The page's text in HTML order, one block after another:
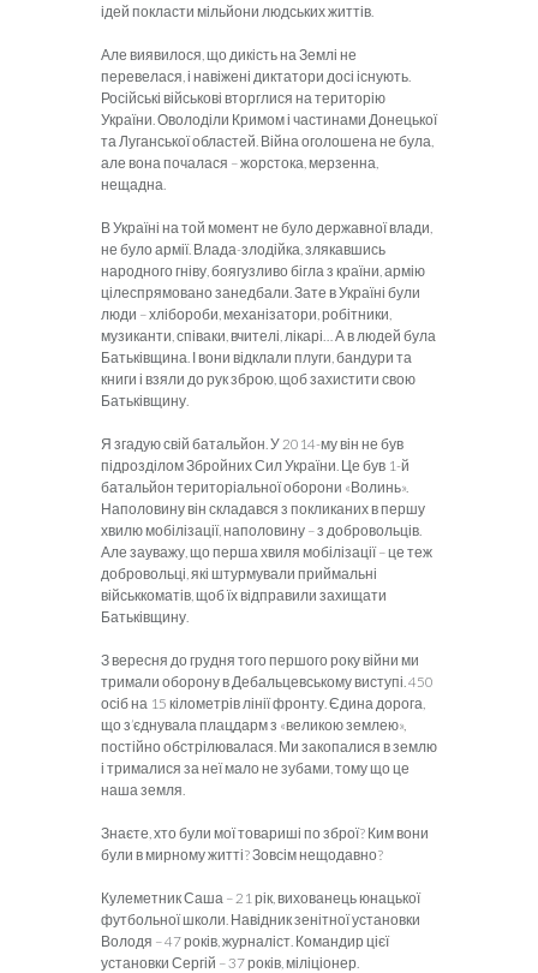
ідей покласти мільйони людських життів.
Але виявилося, що дикість на Землі не
перевелася, і навіжені диктатори досі існують.
Російські військові вторглися на територію
України. Оволоділи Кримом і частинами Донецької
та Луганської областей. Війна оголошена не була,
але вона почалася – жорстока, мерзенна,
нещадна.
В Україні на той момент не було державної влади,
не було армії. Влада-злодійка, злякавшись
народного гніву, боягузливо біг­ла з країни, армію
цілеспрямовано занедбали. Зате в Україні були
люди – хлібороби, механізатори, робітники,
музиканти, співаки, вчителі, лікарі… А в людей була
Батьківщина. І вони відклали плуги, бандури та
книги і взяли до рук зброю, щоб захистити свою
Батьківщину.
Я згадую свій батальйон. У 2014-му він не був
підрозділом Збройних Сил України. Це був 1-й
батальйон територіальної оборони «Волинь».
Наполовину він складався з покликаних в першу
хвилю мобілізації, наполовину – з добровольців.
Але зауважу, що перша хвиля мобілізації – це теж
добровольці, які штурмували приймальні
військкоматів, щоб їх відправили захищати
Батьківщину.
З вересня до грудня того першого року війни ми
тримали оборону в Дебальцевському виступі. 450
осіб на 15 кілометрів лінії фронту. Єдина дорога,
що з’єднувала плацдарм з «великою зем­лею»,
постійно обстрілювалася. Ми закопалися в землю
і трималися за неї мало не зубами, тому що це
наша земля.
Знаєте, хто були мої товариші по зброї? Ким вони
були в мир­ному житті? Зовсім нещодавно?
Кулеметник Саша – 21 рік, вихованець юнацької
футбольної школи. Навідник зенітної установки
Володя – 47 років, журналіст. Командир цієї
установки Сергій – 37 років, міліціонер.